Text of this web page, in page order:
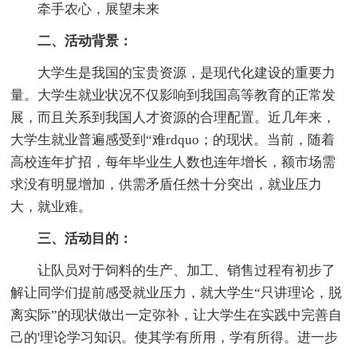
牵手农心，展望未来
二、活动背景：
大学生是我国的宝贵资源，是现代化建设的重要力
量。大学生就业状况不仅影响到我国高等教育的正常发
展，而且关系到我国人才资源的合理配置。近几年来，
大学生就业普遍感受到“难rdquo；的现状。当前，随着
高校连年扩招，每年毕业生人数也连年增长，额市场需
求没有明显增加，供需矛盾任然十分突出，就业压力
大，就业难。
三、活动目的：
让队员对于饲料的生产、加工、销售过程有初步了
解让同学们提前感受就业压力，就大学生“只讲理论，脱
离实际”的现状做出一定弥补，让大学生在实践中完善自
己的'理论学习知识。使其学有所用，学有所得。进一步